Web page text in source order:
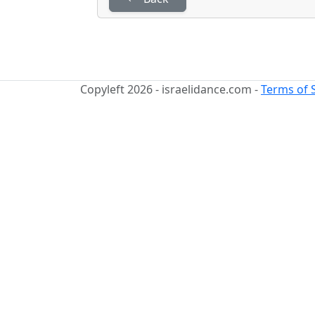
Copyleft 2026 - israelidance.com -Terms of